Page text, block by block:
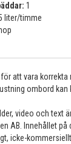
1
liter/timme
att vara korrekta
ombord
video och text
AB. Innehållet på
icke-